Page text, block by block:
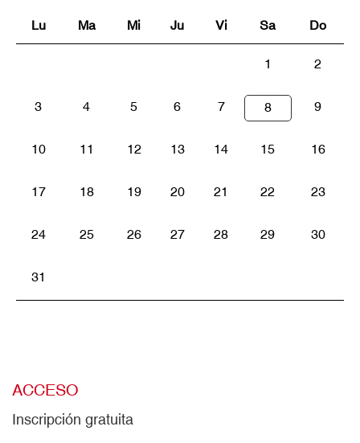
Lu Ma Mi Ju Vi Sa Do
1 2
3 4 5 6 7 8 9
10 11 12 13 14 15 16
17 18 19 20 21 22 23
24 25 26 27 28 29 30
31
ACCESO
Inscripción gratuita